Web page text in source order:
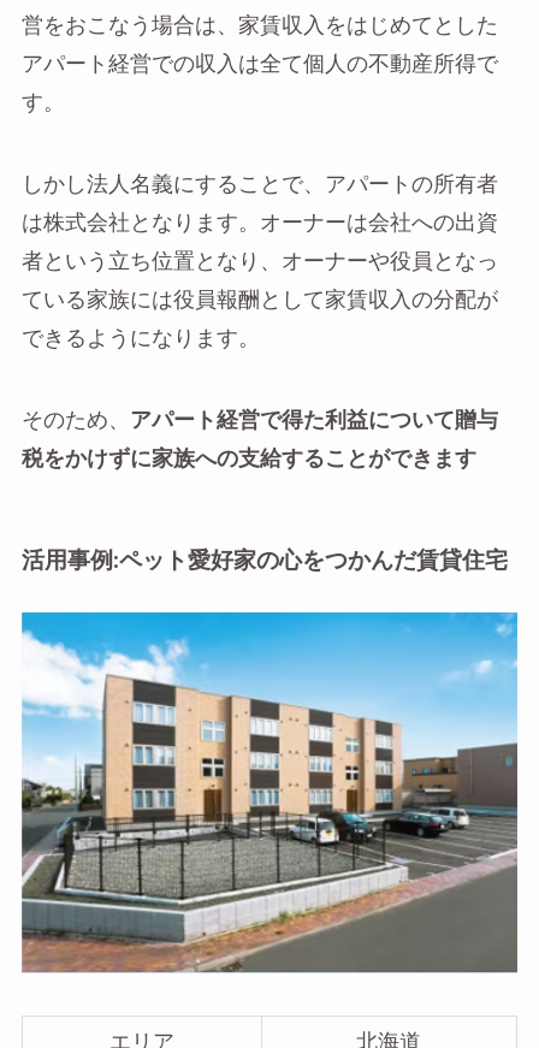
営をおこなう場合は、家賃収入をはじめてとした
アパート経営での収入は全て個人の不動産所得で
す。
しかし法人名義にすることで、アパートの所有者
は株式会社となります。オーナーは会社への出資
者という立ち位置となり、オーナーや役員となっ
ている家族には役員報酬として家賃収入の分配が
できるようになります。
そのため、 アパート経営で得た利益について贈与
税をかけずに家族への支給することができます
活用事例:ペット愛好家の心をつかんだ賃貸住宅
エリア 北海道